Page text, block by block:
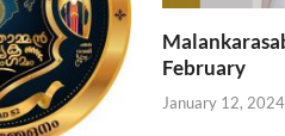
February
January 12, 2024